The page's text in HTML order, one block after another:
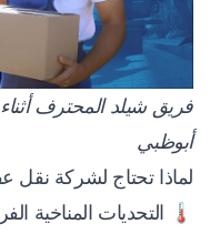
فريق شيلد المحترف
أبوظبي
لماذا تحتاج لشركة
🌡️ التحديات المناخية